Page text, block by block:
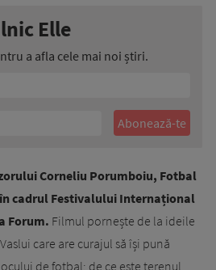
Elle
a afla cele mai noi știri.
Corneliu Porumboiu, Fotbal
cadrul Festivalului Internațional
Forum. Filmul pornește de la ideile
care are curajul să își pună
de fotbal: de ce este terenul